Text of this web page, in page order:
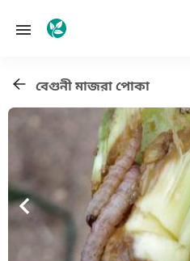
বেগুনী মাজরা পোকা